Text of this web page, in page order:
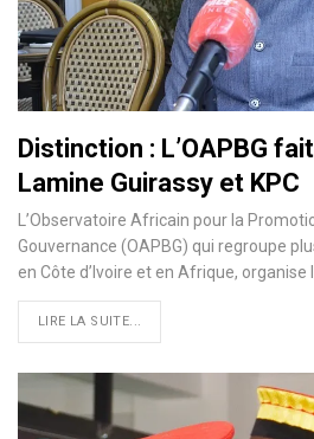
Distinction : L’OAPBG
Lamine Guirassy et KPC
L’Observatoire Africain pour la
Gouvernance (OAPBG) qui regroupe
en Côte d’Ivoire et en Afrique,
LIRE LA SUITE...